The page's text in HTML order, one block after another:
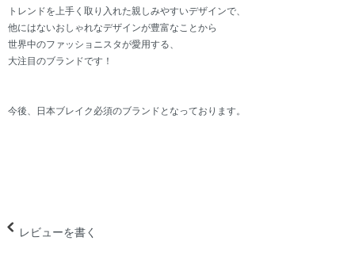
トレンドを上手く取り入れた親しみやすいデザインで、
他にはないおしゃれなデザインが豊富なことから
世界中のファッショニスタが愛用する、
大注目のブランドです！
今後、日本ブレイク必須のブランドとなっております。
レビューを書く